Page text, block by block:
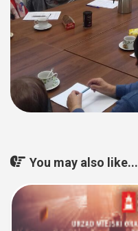
You may also like...